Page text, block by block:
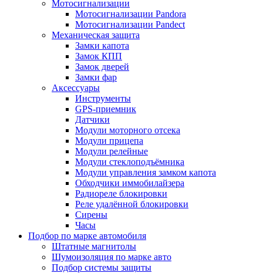
Мотосигнализации
Мотосигнализации Pandora
Мотосигнализации Pandect
Механическая защита
Замки капота
Замок КПП
Замок дверей
Замки фар
Аксессуары
Инструменты
GPS-приемник
Датчики
Модули моторного отсека
Модули прицепа
Модули релейные
Модули стеклоподъёмника
Модули управления замком капота
Обходчики иммобилайзера
Радиореле блокировки
Реле удалённой блокировки
Сирены
Часы
Подбор по марке автомобиля
Штатные магнитолы
Шумоизоляция по марке авто
Подбор системы защиты